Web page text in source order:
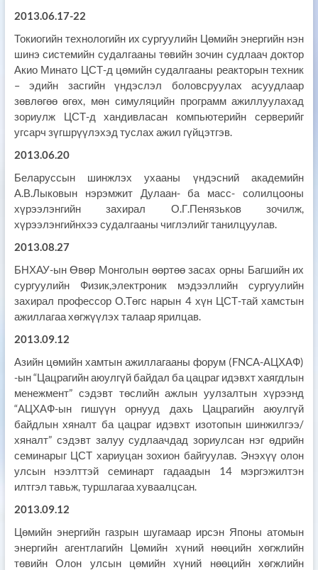
2013.06.17-22
Токиогийн технологийн их сургуулийн Цөмийн энергийн нэн
шинэ системийн судалгааны төвийн зочин судлаач доктор
Акио Минато ЦСТ-д цөмийн судалгааны реакторын техник
– эдийн засгийн үндэслэл боловсруулах асуудлаар
зөвлөгөө өгөх, мөн симуляцийн программ ажиллуулахад
зориулж ЦСТ-д хандивласан компьютерийн серверийг
угсарч зүгшрүүлэхэд туслах ажил гүйцэтгэв.
2013.06.20
Беларуссын шинжлэх ухааны үндэсний академийн
А.В.Лыковын нэрэмжит Дулаан- ба масс- солилцооны
хүрээлэнгийн захирал О.Г.Пенязьков зочилж,
хүрээлэнгийнхээ судалгааны чиглэлийг танилцуулав.
2013.08.27
БНХАУ-ын Өвөр Монголын өөртөө засах орны Багшийн их
сургуулийн Физик,электроник мэдээллийн сургуулийн
захирал профессор О.Төгс нарын 4 хүн ЦСТ-тай хамстын
ажиллагаа хөгжүүлэх талаар ярилцав.
2013.09.12
Азийн цөмийн хамтын ажиллагааны форум (FNCA-АЦХАФ)
-ын “Цацрагийн аюулгүй байдал ба цацраг идэвхт хаягдлын
менежмент” сэдэвт төслийн ажлын уулзалтын хүрээнд
“АЦХАФ-ын гишүүн орнууд дахь Цацрагийн аюулгүй
байдлын хяналт ба цацраг идэвхт изотопын шинжилгээ/
хяналт” сэдэвт залуу судлаачдад зориулсан нэг өдрийн
семинарыг ЦСТ хариуцан зохион байгуулав. Энэхүү олон
улсын нээлттэй семинарт гадаадын 14 мэргэжилтэн
илтгэл тавьж, туршлагаа хуваалцсан.
2013.09.12
Цөмийн энергийн газрын шугамаар ирсэн Японы атомын
энергийн агентлагийн Цөмийн хүний нөөцийн хөгжлийн
төвийн Олон улсын цөмийн хүний нөөцийн хөгжлийн